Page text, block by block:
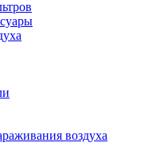
воздуха